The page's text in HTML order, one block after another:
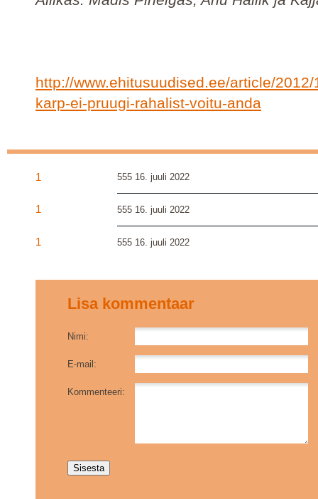
http://www.ehitusuudised.ee/article/
karp-ei-pruugi-rahalist-voitu-anda
1 555 16. juuli 2022
1 555 16. juuli 2022
1 555 16. juuli 2022
Lisa kommentaar
Nimi:
E-mail:
Kommenteeri: